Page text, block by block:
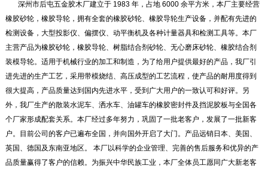
深州市后屯五金胶木厂建立于 1983 年，占地 6000 余平方米，本厂主要经营
橡胶砂轮，橡胶导轮，拥有全套的橡胶砂轮、橡胶导轮生产设备，并配有先进的
检测设备，大型投影仪、偏摆仪、动平衡机及各种计量器具和检测工具等。本厂
主营产品为橡胶砂轮，橡胶导轮、树脂结合剂砂轮、无心磨床砂轮、橡胶结合剂
装模导轮。适用于机械行业的加工和制造，为了给用户提供最好的产品，我厂引
进先进的生产工艺，采用带模烧结、高压成型的工艺流程，使产品的耐用度得到
很大提高，产品质量达到国内先进水平，受到广大用户的一致认可和好评。另
外，我厂生产的散装水泥车、洒水车、油罐车的橡胶密封件及挡泥胶板与全国各
个厂家形成配套关系。本厂经过多年努力，巩固了一批老客户，发展了一批新客
户。目前公司的客户已遍布全国，并向国外开启了大门。产品远销日本、美国、
英国、德国及东南亚地区。 本厂以科学的企业管理、完善的售后服务和优异的产
品质量赢得了客户的信赖。为振兴中华民族工业，本厂全体员工愿同广大新老客
橡胶砂轮 橡胶砂轮